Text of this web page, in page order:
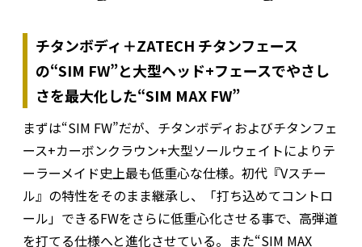
チタンボディ＋ZATECH チタンフェース
の“SIM FW”と大型ヘッド+フェースでやさし
さを最大化した“SIM MAX FW”
まずは“SIM FW”だが、チタンボディおよびチタンフェ
ース+カーボンクラウン+大型ソールウェイトによりテ
ーラーメイド史上最も低重心な仕様。初代『Vスチー
ル』の特性をそのまま継承し、「打ち込めてコントロ
ール」できるFWをさらに低重心化させる事で、高弾道
を打てる仕様へと進化させている。また“SIM MAX